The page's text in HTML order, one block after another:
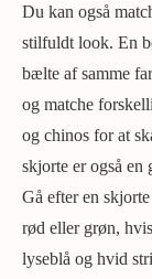
Du kan også
stilfuldt look. En
bælte af samme
og matche
og chinos for at
skjorte er også
Gå efter en
rød eller grøn,
lyseblå og hvid